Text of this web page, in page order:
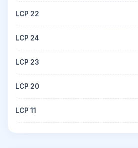
LCP 22
LCP 24
LCP 23
LCP 20
LCP 11